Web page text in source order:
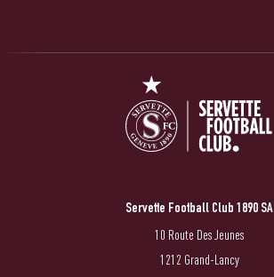
Servette Football Club 1890 SA
10 Route Des Jeunes
1212 Grand-Lancy